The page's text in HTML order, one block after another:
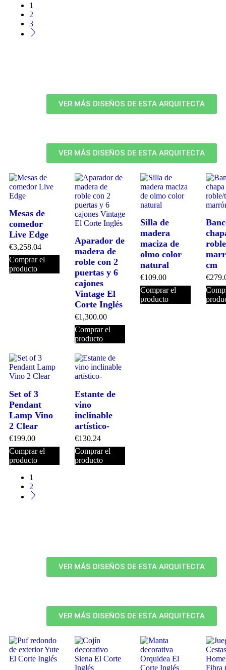
1
2
3
VER MÁS DISEÑOS DE ESTA ARQUITECTA
VER MÁS DISEÑOS DE ESTA ARQUITECTA
Mesas de
comedor
Live Edge
€3,258.04
Comprar el
producto
Aparador de
madera de
roble con 2
puertas y 6
cajones
Vintage El
Corte Inglés
€1,300.00
Comprar el
producto
Silla de
madera
maciza de
olmo color
natural
€109.00
Comprar el
producto
cm
€
Set of 3
Pendant
Lamp Vino
2 Clear
€199.00
Comprar el
producto
Estante de
vino
inclinable
artístico-
€130.24
Comprar el
producto
1
2
VER MÁS DISEÑOS DE ESTA ARQUITECTA
VER MÁS DISEÑOS DE ESTA ARQUITECTA